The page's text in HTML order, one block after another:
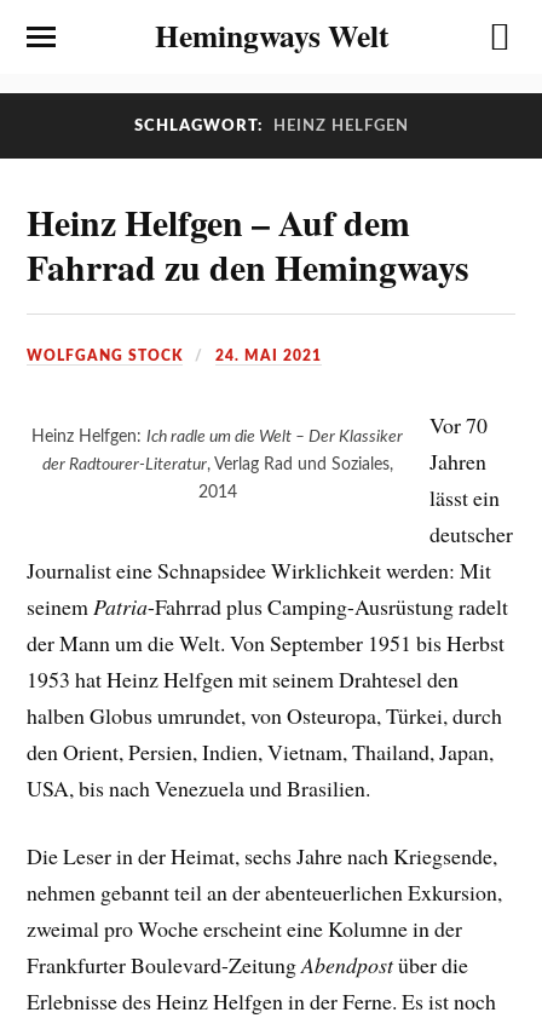
Hemingways Welt
SCHLAGWORT: HEINZ HELFGEN
Heinz Helfgen – Auf dem
Fahrrad zu den Hemingways
WOLFGANG STOCK 24. MAI 2021
Heinz Helfgen:Ich radle um die Welt – Der Klassiker
der Radtourer-Literatur, Verlag Rad und Soziales,
2014
Vor 70
Jahren
lässt ein
deutscher
Journalist eine Schnapsidee Wirklichkeit werden: Mit
seinem Patria-Fahrrad plus Camping-Ausrüstung radelt
der Mann um die Welt. Von September 1951 bis Herbst
1953 hat Heinz Helfgen mit seinem Drahtesel den
halben Globus umrundet, von Osteuropa, Türkei, durch
den Orient, Persien, Indien, Vietnam, Thailand, Japan,
USA, bis nach Venezuela und Brasilien.
Die Leser in der Heimat, sechs Jahre nach Kriegsende,
nehmen gebannt teil an der abenteuerlichen Exkursion,
zweimal pro Woche erscheint eine Kolumne in der
Frankfurter Boulevard-ZeitungAbendpostüber die
Erlebnisse des Heinz Helfgen in der Ferne. Es ist noch